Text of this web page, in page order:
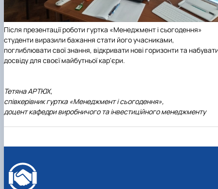
Після презентації роботи гуртка «Менеджмент і сьогодення»
студенти виразили бажання стати його учасниками,
поглиблювати свої знання, відкривати нові горизонти та
досвіду для своєї майбутньої кар'єри.
Тетяна АРТЮХ,
співкерівник гуртка «Менеджмент і сьогодення»,
доцент кафедри виробничого та інвестиційного менеджменту